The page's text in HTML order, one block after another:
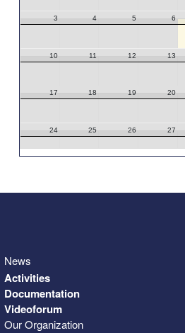
3 4 5 6
10 11 12 13
17 18 19 20
24 25 26 27
News
Activities
Documentation
Videoforum
Our Organization